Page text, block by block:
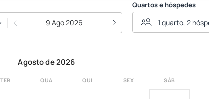
9 Ago 2026
Quartos e hóspedes
Agosto de 2026
TER QUA QUI SEX SÁB